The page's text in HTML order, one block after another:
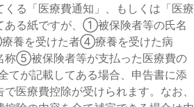
る「医療費通知」、もしくは「医療
ある紙ですが、①被保険者等の氏名
養を受けた者④療養を受けた病
称⑤被保険者等が支払った医療費の
が記載してある場合、申告書に添
医療費控除が受けられます。なお、